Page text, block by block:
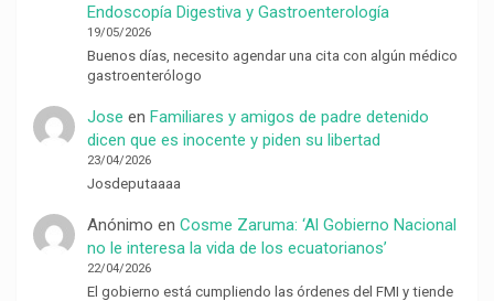
Endoscopía Digestiva y Gastroenterología
19/05/2026
Buenos días, necesito agendar una cita con algún médico
gastroenterólogo
Jose en Familiares y amigos de padre detenido
dicen que es inocente y piden su libertad
23/04/2026
Josdeputaaaa
Anónimo en Cosme Zaruma: ‘Al Gobierno Nacional
no le interesa la vida de los ecuatorianos’
22/04/2026
El gobierno está cumpliendo las órdenes del FMI y tiende